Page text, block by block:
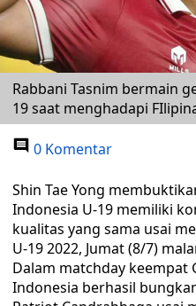
Rabbani Tasnim bermain
19 saat menghadapi
0 Komentar
Shin Tae Yong
Indonesia U-19 memiliki
kualitas yang sama usai
U-19 2022, Jumat (8/7)
Dalam matchday keempat
Indonesia berhasil